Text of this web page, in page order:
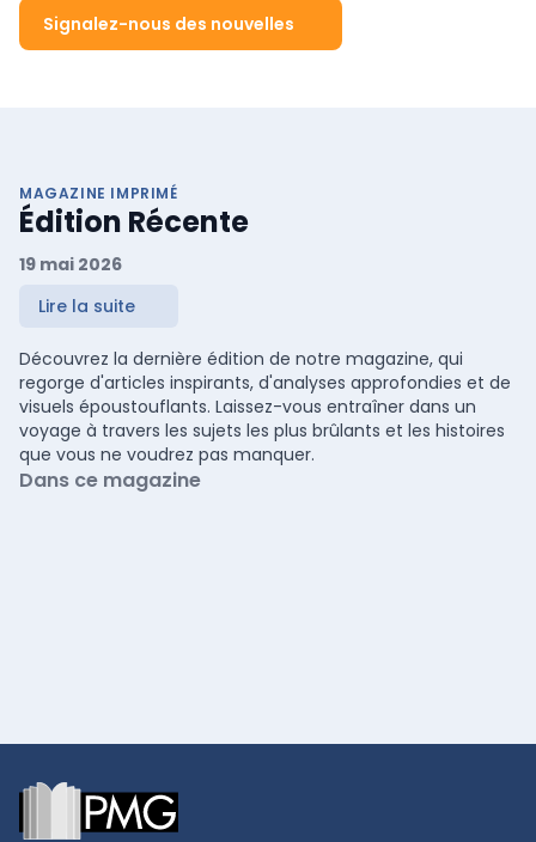
Signalez-nous des nouvelles
MAGAZINE IMPRIMÉ
Édition Récente
19 mai 2026
Lire la suite
Découvrez la dernière édition de notre magazine, qui
regorge d'articles inspirants, d'analyses approfondies et de
visuels époustouflants. Laissez-vous entraîner dans un
voyage à travers les sujets les plus brûlants et les histoires
que vous ne voudrez pas manquer.
Dans ce magazine
Footer